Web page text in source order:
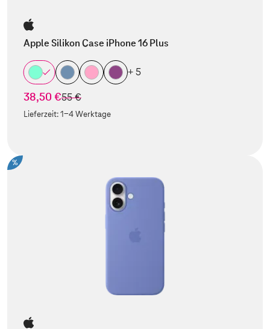
Apple Silikon Case iPhone 16 Plus
+ 5
38,50 €statt
55 €
Lieferzeit:1-4 Werktage
%